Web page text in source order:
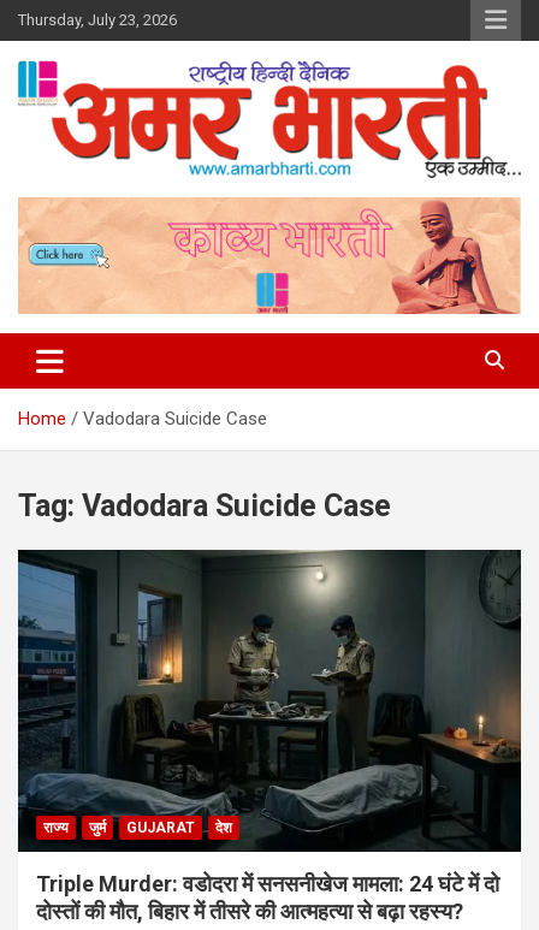
Skip
to
content
Thursday, July 23, 2026
Amar Bharti Media Group
Home Vadodara Suicide Case
Tag: Vadodara Suicide Case
राज्य जुर्म GUJARAT देश
Triple Murder: वडोदरा में सनसनीखेज मामला: 24 घंटे में दो
दोस्तों की मौत, बिहार में तीसरे की आत्महत्या से बढ़ा रहस्य?